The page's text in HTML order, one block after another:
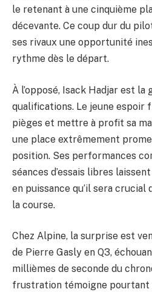
le retenant à une cinquième
décevante. Ce coup dur du
ses rivaux une opportunité
rythme dès le départ.
À l’opposé, Isack Hadjar est
qualifications. Le jeune espoir
pièges et mettre à profit sa
une place extrêmement
position. Ses performances
séances d’essais libres
en puissance qu’il sera crucial
la course.
Chez Alpine, la surprise est
de Pierre Gasly en Q3,
millièmes de seconde du
frustration témoigne pourtant